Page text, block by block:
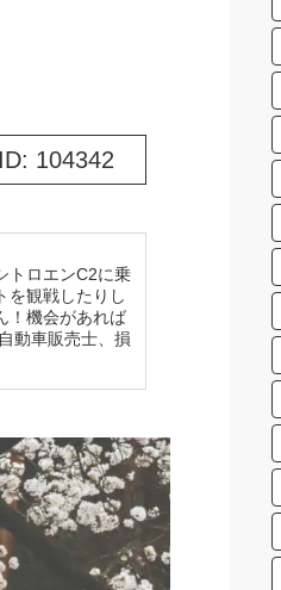
104342
トロエンC2に乗
を観戦したりし
！機会があれば
動車販売士、損